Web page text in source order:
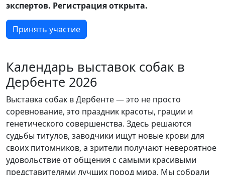
экспертов. Регистрация открыта.
Принять участие
Календарь выставок собак в
Дербенте 2026
Выставка собак в Дербенте — это не просто
соревнование, это праздник красоты, грации и
генетического совершенства. Здесь решаются
судьбы титулов, заводчики ищут новые крови для
своих питомников, а зрители получают невероятное
удовольствие от общения с самыми красивыми
представителями лучших пород мира. Мы собрали